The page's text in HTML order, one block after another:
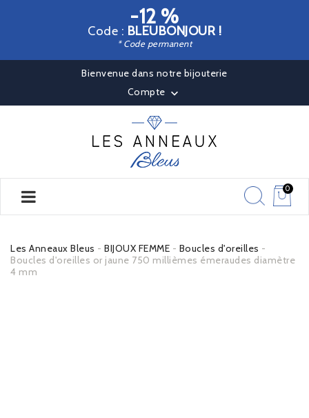
-12 %
Code : BLEUBONJOUR !
* Code permanent
Bienvenue dans notre bijouterie
Compte 
0
Les Anneaux Bleus BIJOUX FEMME
Boucles d'oreilles
Boucles d'oreilles or jaune 750 millièmes émeraudes diamètre
4 mm